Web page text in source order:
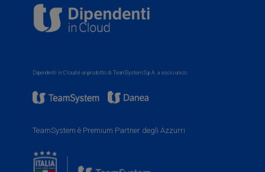
Dipendenti in Cloud è un prodotto di TeamSystem S.p.A. a socio unico.
TeamSystem è Premium Partner degli Azzurri